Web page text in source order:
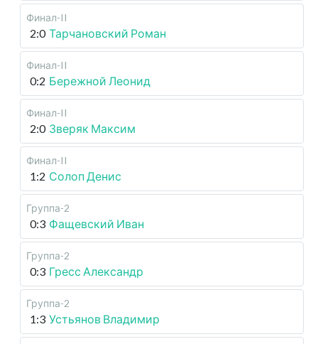
Финал-II
2:0 Тарчановский Роман
Финал-II
0:2 Бережной Леонид
Финал-II
2:0 Зверяк Максим
Финал-II
1:2 Солоп Денис
Группа-2
0:3 Фащевский Иван
Группа-2
0:3 Гресс Александр
Группа-2
1:3 Устьянов Владимир